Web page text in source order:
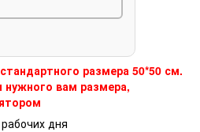
размера 50*50 см.
вам размера,
дня